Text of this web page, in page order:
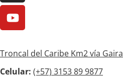
Troncal del Caribe Km2 vía Gaira
Celular: (+57) 3153 89 9877